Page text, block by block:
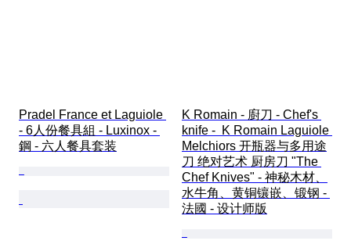
Pradel France et Laguiole
- 6人份餐具組 - Luxinox -
鋼 - 六人餐具套装
K Romain - 廚刀 - Chef's
knife -  K Romain Laguiole
Melchiors 开瓶器与多用途
刀 绝对艺术 厨房刀 "The
Chef Knives" - 神秘木材、
水牛角、黄铜镶嵌、锻钢 -
法國 - 设计师版